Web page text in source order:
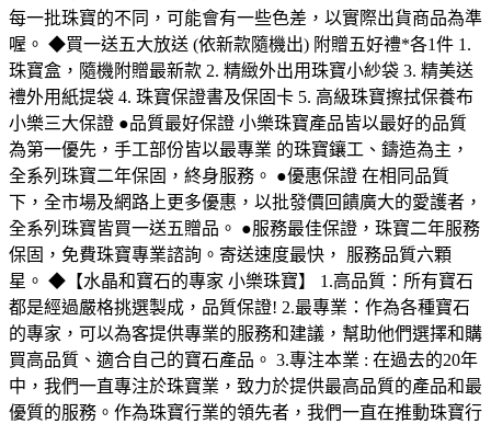
每一批珠寶的不同，可能會有一些色差，以實際出貨商品為準
喔。 ◆買一送五大放送 (依新款隨機出) 附贈五好禮*各1件 1.
珠寶盒，隨機附贈最新款 2. 精緻外出用珠寶小紗袋 3. 精美送
禮外用紙提袋 4. 珠寶保證書及保固卡 5. 高級珠寶擦拭保養布
小樂三大保證 ●品質最好保證 小樂珠寶產品皆以最好的品質
為第一優先，手工部份皆以最專業 的珠寶鑲工、鑄造為主，
全系列珠寶二年保固，終身服務。 ●優惠保證 在相同品質
下，全市場及網路上更多優惠，以批發價回饋廣大的愛護者，
全系列珠寶皆買一送五贈品。 ●服務最佳保證，珠寶二年服務
保固，免費珠寶專業諮詢。寄送速度最快， 服務品質六顆
星。 ◆【水晶和寶石的專家 小樂珠寶】 1.高品質：所有寶石
都是經過嚴格挑選製成，品質保證! 2.最專業：作為各種寶石
的專家，可以為客提供專業的服務和建議，幫助他們選擇和購
買高品質、適合自己的寶石產品。 3.專注本業 : 在過去的20年
中，我們一直專注於珠寶業，致力於提供最高品質的產品和最
優質的服務。作為珠寶行業的領先者，我們一直在推動珠寶行